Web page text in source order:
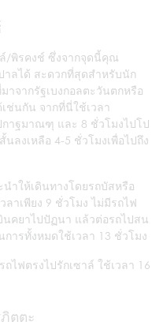
/พิรคงช์ ซึ่งจากจุดนี้คุณ
าลได้ สะดวกที่สุดสำหรับนัก
าจากรัฐเบงกอลตะวันตกหรือ
ช่นกัน จากที่นี่ใช้เวลา
าฐมาณฑุ และ 8 ชั่วโมงไปโป
ลงเหลือ 4-5 ชั่วโมงเพื่อไปถึง
ำให้เดินทางโดยรถบัสหรือ
าเพียง 9 ชั่วโมง ไม่มีรถไฟ
คยาไปปัฏนา แล้วต่อรถไปสน
ารทั้งหมดใช้เวลา 13 ชั่วโมง
ถไฟตรงไปรักเซาล์ ใช้เวลา 16
ตตะ